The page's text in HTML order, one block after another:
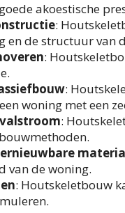
akoestische
:
en de structuur van
:
:
woning met een
:
van de woning.
: Houtskeletbouw